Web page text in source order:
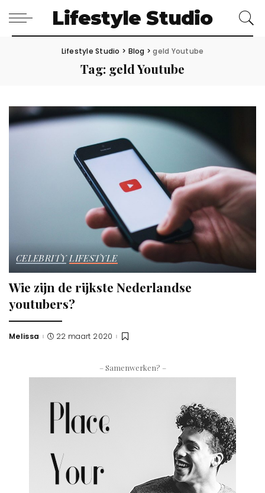
Lifestyle Studio
Lifestyle Studio > Blog >geld Youtube
Tag: geld Youtube
CELEBRITY LIFESTYLE
Wie zijn de rijkste Nederlandse
youtubers?
Posted
Melissa 22 maart 2020
– Samenwerken? –